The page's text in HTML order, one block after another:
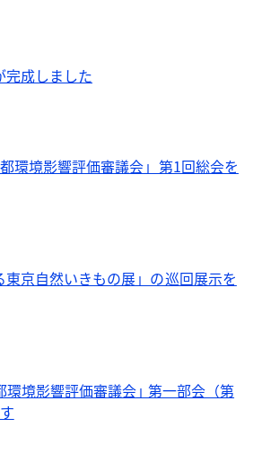
完成しました
環境影響評価審議会」第1回総会を
東京自然いきもの展」の巡回展示を
環境影響評価審議会｣ 第一部会（第